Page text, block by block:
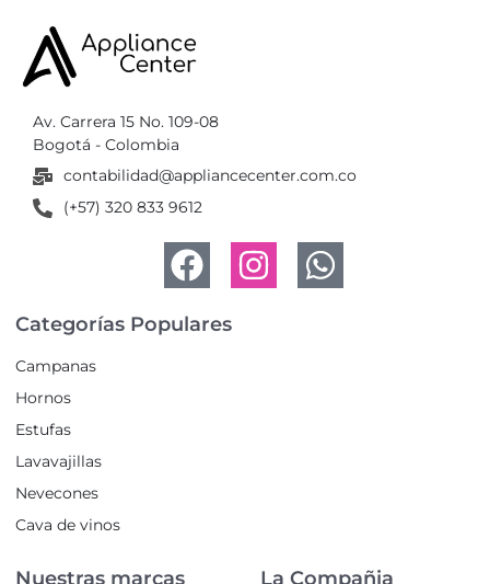
Av. Carrera 15 No. 109-08
Bogotá - Colombia
contabilidad@appliancecenter.com.co
(+57) 320 833 9612
Categorías Populares
Campanas
Hornos
Estufas
Lavavajillas
Nevecones
Cava de vinos
Nuestras marcas La Compañia